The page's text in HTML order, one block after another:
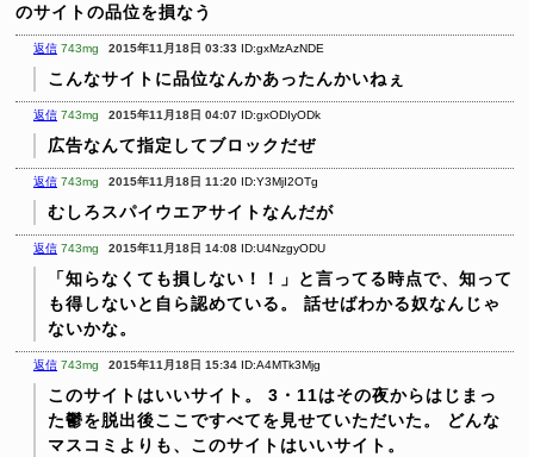
のサイトの品位を損なう
返信 743mg 2015年11月18日 03:33 ID:gxMzAzNDE
こんなサイトに品位なんかあったんかいねぇ
返信 743mg 2015年11月18日 04:07 ID:gxODIyODk
広告なんて指定してブロックだぜ
返信 743mg 2015年11月18日 11:20 ID:Y3MjI2OTg
むしろスパイウエアサイトなんだが
返信 743mg 2015年11月18日 14:08 ID:U4NzgyODU
「知らなくても損しない！！」と言ってる時点で、知って
も得しないと自ら認めている。
話せばわかる奴なんじゃ
ないかな。
返信 743mg 2015年11月18日 15:34 ID:A4MTk3Mjg
このサイトはいいサイト。
3・11はその夜からはじまっ
た鬱を脱出後ここですべてを見せていただいた。
どんな
マスコミよりも、このサイトはいいサイト。